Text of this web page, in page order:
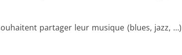
partager leur musique (blues, jazz, …)